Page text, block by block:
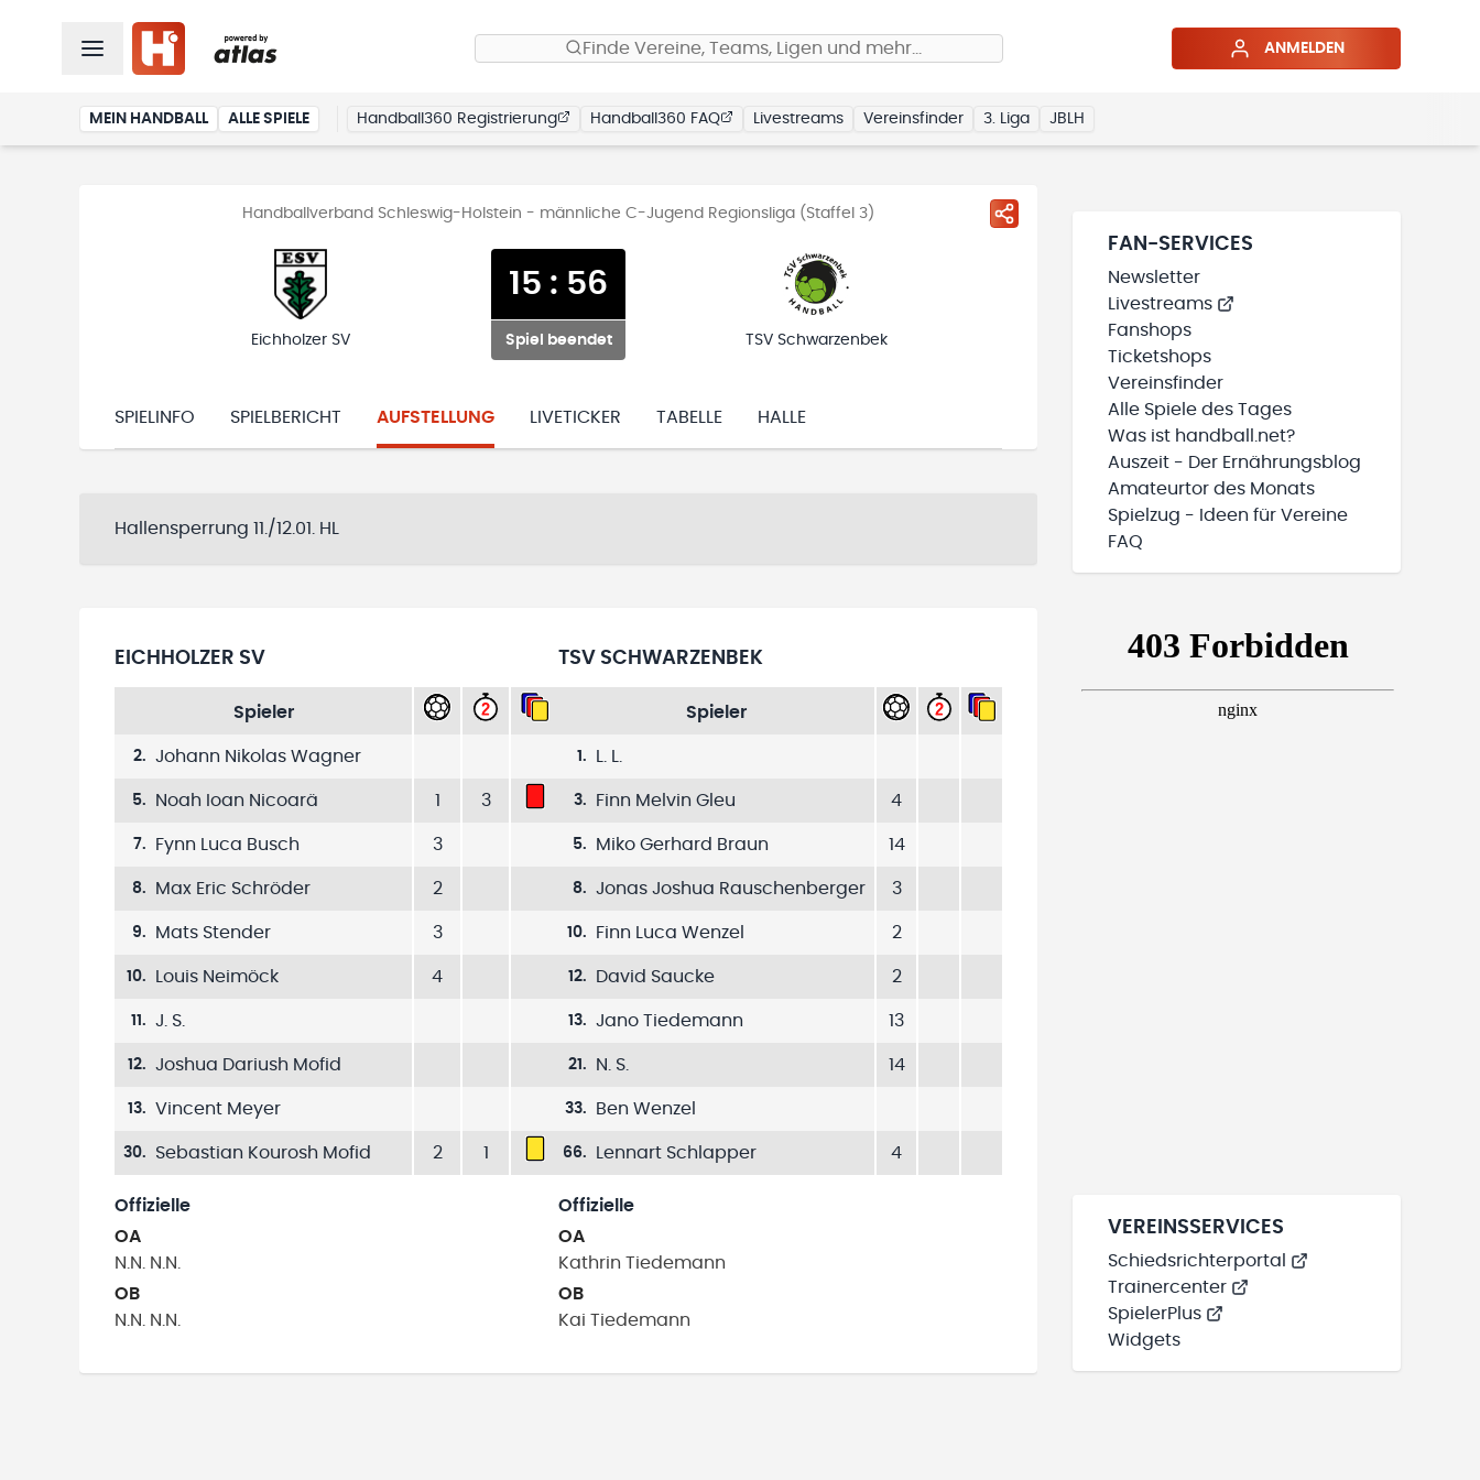
Finde Vereine, Teams, Ligen und mehr… ANMELDEN
MEIN HANDBALL ALLE SPIELE Handball360 Registrierung Handball360 FAQ Livestreams Vereinsfinder 3. Liga JBLH
Handballverband Schleswig-Holstein - männliche C-Jugend Regionsliga (Staffel 3)
Eichholzer SV
15 : 56
Spiel beendet TSV Schwarzenbek
SPIELINFO SPIELBERICHT AUFSTELLUNG LIVETICKER TABELLE HALLE
Hallensperrung 11./12.01. HL
EICHHOLZER SV
Spieler
2. Johann Nikolas Wagner
5. Noah Ioan Nicoarä 1 3
7. Fynn Luca Busch 3
8. Max Eric Schröder 2
9. Mats Stender 3
10. Louis Neimöck 4
11 . J. S.
12. Joshua Dariush Mofid
13. Vincent Meyer
30. Sebastian Kourosh Mofid 2 1
Offizielle
OA
N.N.
N.N.
OB
N.N.
N.N.
TSV SCHWARZENBEK
Spieler
1 .
3. Finn Melvin Gleu 4
5. Miko Gerhard Braun 14
8. Jonas Joshua Rauschenberger 3
10. Finn Luca Wenzel 2
12. David Saucke 2
13. Jano Tiedemann 13
21 . N. S. 14
33. Ben Wenzel
66. Lennart Schlapper 4
Offizielle
OA
Kathrin Tiedemann
OB
Kai Tiedemann
FAN-SERVICES
Newsletter
Livestreams
Fanshops
Ticketshops
Vereinsfinder
Alle Spiele des Tages
Was ist handball.net?
Auszeit - Der Ernährungsblog
Amateurtor des Monats
Spielzug - Ideen für Vereine
FAQ
VEREINSSERVICES
Schiedsrichterportal
Trainercenter
SpielerPlus
Widgets